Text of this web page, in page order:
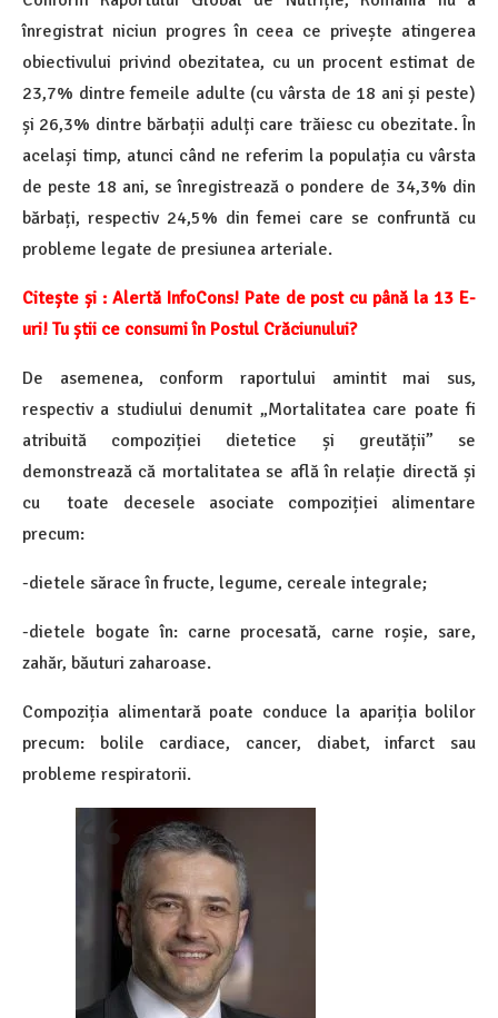
înregistrat niciun progres în ceea ce privește atingerea
obiectivului privind obezitatea, cu un procent estimat de
23,7% dintre femeile adulte (cu vârsta de 18 ani și peste)
și 26,3% dintre bărbații adulți care trăiesc cu obezitate. În
același timp, atunci când ne referim la populația cu vârsta
de peste 18 ani, se înregistrează o pondere de 34,3% din
bărbați, respectiv 24,5% din femei care se confruntă cu
probleme legate de presiunea arteriale.
Citește și : Alertă InfoCons! Pate de post cu până la 13 E-
uri! Tu știi ce consumi în Postul Crăciunului?
De asemenea, conform raportului amintit mai sus,
respectiv a studiului denumit „Mortalitatea care poate fi
atribuită compoziției dietetice și greutății” se
demonstrează că mortalitatea se află în relație directă și
cu toate decesele asociate compoziției alimentare
precum:
-dietele sărace în fructe, legume, cereale integrale;
-dietele bogate în: carne procesată, carne roșie, sare,
zahăr, băuturi zaharoase.
Compoziția alimentară poate conduce la apariția bolilor
precum: bolile cardiace, cancer, diabet, infarct sau
probleme respiratorii.